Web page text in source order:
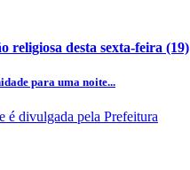
religiosa desta sexta-feira (19)
para uma noite...